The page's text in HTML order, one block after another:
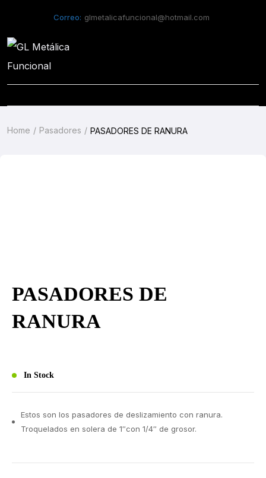
Correo: glmetalicafuncional@hotmail.com
Home Pasadores PASADORES DE RANURA
PASADORES DE
RANURA
In Stock
Estos son los pasadores de deslizamiento con ranura.
Troquelados en solera de 1″con 1/4″ de grosor.